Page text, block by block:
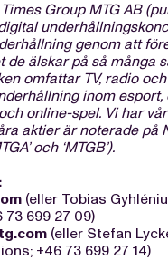
Group MTG AB
genom att
de älskar på så många
omfattar TV, radio
inom esport,
online-spel. Vi har
aktier är noterade på
och ‘MTGB’).
(eller Tobias
73 699 27 09)
(eller Stefan
+46 73 699 27 14)